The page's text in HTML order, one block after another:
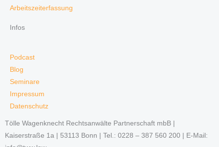
Arbeitszeiterfassung
Infos
Podcast
Blog
Seminare
Impressum
Datenschutz
Tölle Wagenknecht Rechtsanwälte Partnerschaft mbB |
Kaiserstraße 1a | 53113 Bonn | Tel.: 0228 – 387 560 200 | E-Mail: